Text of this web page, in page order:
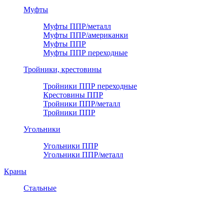
Муфты
Муфты ППР/металл
Муфты ППР/американки
Муфты ППР
Муфты ППР переходные
Тройники, крестовины
Тройники ППР переходные
Крестовины ППР
Тройники ППР/металл
Тройники ППР
Угольники
Угольники ППР
Угольники ППР/металл
Краны
Стальные